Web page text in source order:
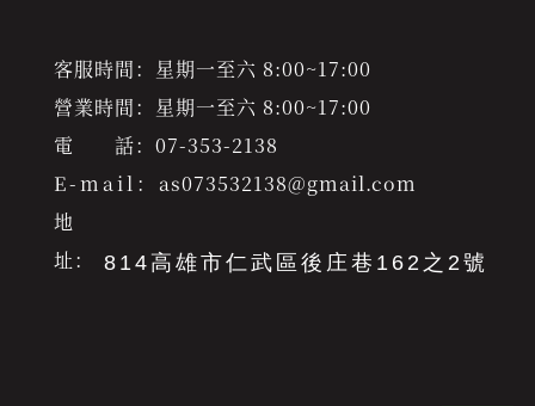
客服時間：星期一至六 8:00~17:00
營業時間：星期一至六 8:00~17:00
電 話： 07-353-2138
E-mail： as073532138@gmail.com
地
址：
814高雄市仁武區後庄巷162之2號